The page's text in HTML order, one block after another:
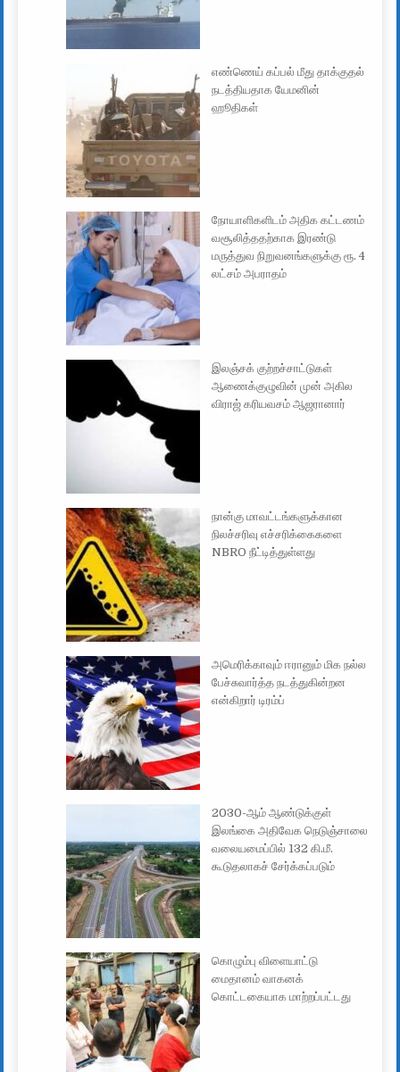
எண்ணெய் கப்பல் மீது தாக்குதல்
நடத்தியதாக யேமனின்
ஹூதிகள்
நோயாளிகளிடம் அதிக கட்டணம்
வசூலித்ததற்காக இரண்டு
மருத்துவ நிறுவனங்களுக்கு ரூ. 4
லட்சம் அபராதம்
இலஞ்சக் குற்றச்சாட்டுகள்
ஆணைக்குழுவின் முன் அகில
விராஜ் கரியவசம் ஆஜரானார்
நான்கு மாவட்டங்களுக்கான
நிலச்சரிவு எச்சரிக்கைகளை
NBRO நீட்டித்துள்ளது
அமெரிக்காவும் ஈரானும் மிக நல்ல
பேச்சுவார்த்த நடத்துகின்றன
என்கிறார் டிரம்ப்
2030-ஆம் ஆண்டுக்குள்
இலங்கை அதிவேக நெடுஞ்சாலை
வலையமைப்பில் 132 கி.மீ.
கூடுதலாகச் சேர்க்கப்படும்
கொழும்பு விளையாட்டு
மைதானம் வாகனக்
கொட்டகையாக மாற்றப்பட்டது